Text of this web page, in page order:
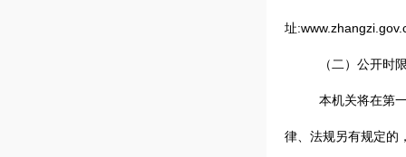
址
（二）公开时
本机关将在第
律、法规另有规定的